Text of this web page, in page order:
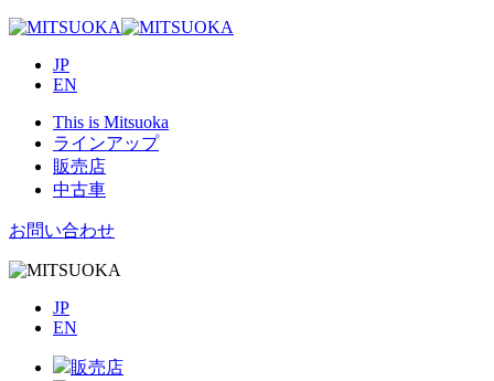
JP
EN
This is Mitsuoka
ラインアップ
販売店
中古車
お問い合わせ
JP
EN
販売店